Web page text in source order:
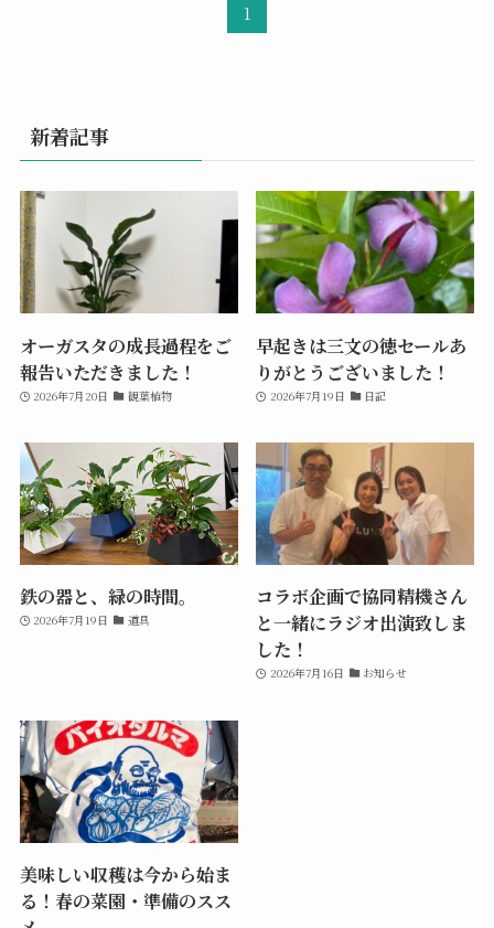
1
新着記事
オーガスタの成長過程をご
報告いただきました！
2026年7月20日 観葉植物
早起きは三文の徳セールあ
りがとうございました！
2026年7月19日 日記
鉄の器と、緑の時間。
2026年7月19日 道具
コラボ企画で協同精機さん
と一緒にラジオ出演致しま
した！
2026年7月16日 お知らせ
美味しい収穫は今から始ま
る！春の菜園・準備のスス